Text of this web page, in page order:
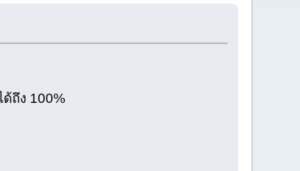
ถึง 100%